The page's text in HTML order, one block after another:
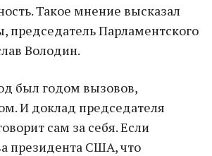
Такое мнение высказал
председатель Парламентского
Володин.
был годом вызовов,
И доклад председателя
сам за себя. Если
президента США, что